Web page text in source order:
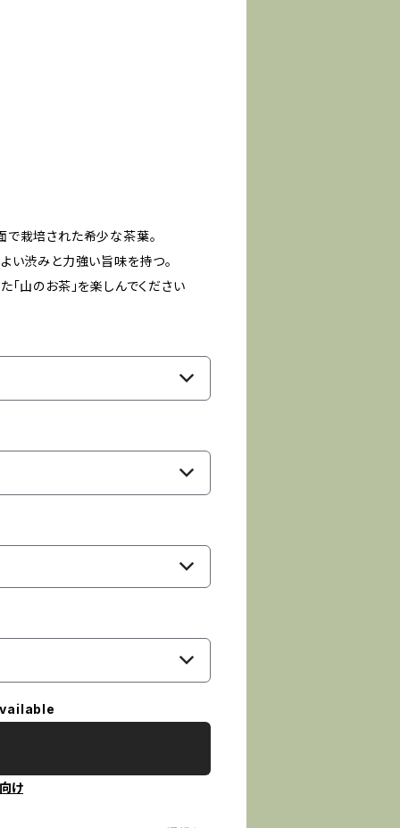
栽培された希少な茶葉。
い渋みと力強い旨味を持つ。
山のお茶」を楽しんでください
け